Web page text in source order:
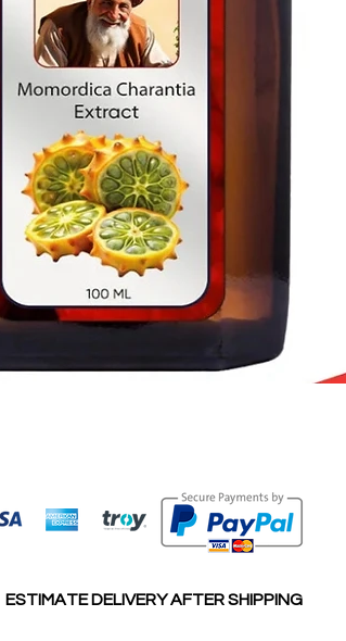
ESTIMATE DELIVERY AFTER SHIPPING